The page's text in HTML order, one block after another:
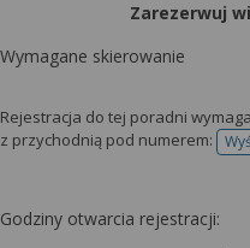
Zarezerwuj
Wymagane skierowanie
Rejestracja do tej poradni
z przychodnią pod numerem:
Godziny otwarcia rejestracji: